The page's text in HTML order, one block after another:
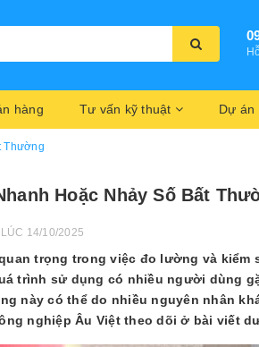
hàng Tư vấn kỹ thuật Dự án
Thường
Hoặc Nhảy Số Bất
14/10/2025
trọng trong việc đo lường và
trình sử dụng có nhiều người dùng
này có thể do nhiều nguyên nhân
nghiệp Âu Việt theo dõi ở bài viết